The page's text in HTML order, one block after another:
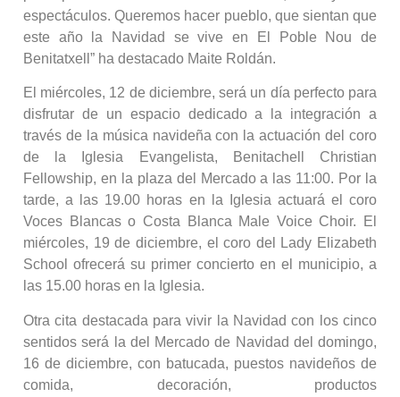
espectáculos. Queremos hacer pueblo, que sientan que
este año la Navidad se vive en El Poble Nou de
Benitatxell” ha destacado Maite Roldán.
El miércoles, 12 de diciembre, será un día perfecto para
disfrutar de un espacio dedicado a la integración a
través de la música navideña con la actuación del coro
de la Iglesia Evangelista, Benitachell Christian
Fellowship, en la plaza del Mercado a las 11:00. Por la
tarde, a las 19.00 horas en la Iglesia actuará el coro
Voces Blancas o Costa Blanca Male Voice Choir. El
miércoles, 19 de diciembre, el coro del Lady Elizabeth
School ofrecerá su primer concierto en el municipio, a
las 15.00 horas en la Iglesia.
Otra cita destacada para vivir la Navidad con los cinco
sentidos será la del Mercado de Navidad del domingo,
16 de diciembre, con batucada, puestos navideños de
comida, decoración, productos